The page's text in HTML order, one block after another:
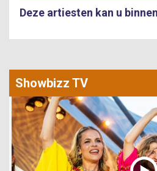
Deze artiesten kan u
Showbizz TV